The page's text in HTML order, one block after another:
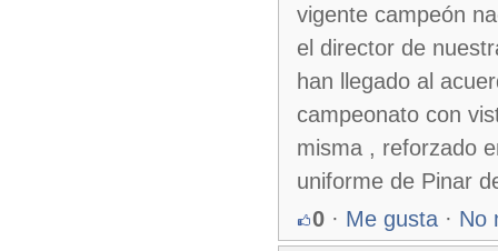
vigente campeón
el director de
han llegado al
campeonato con
misma , reforzado
uniforme de Pinar
0 · Me gusta · No